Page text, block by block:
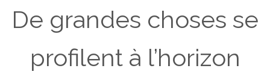
De grandes choses se
profilent à l’horizon